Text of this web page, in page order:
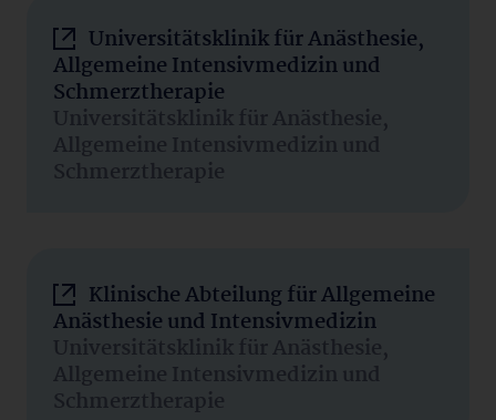
Universitätsklinik für Anästhesie,
Allgemeine Intensivmedizin und
Schmerztherapie
Universitätsklinik für Anästhesie,
Allgemeine Intensivmedizin und
Schmerztherapie
Klinische Abteilung für Allgemeine
Anästhesie und Intensivmedizin
Universitätsklinik für Anästhesie,
Allgemeine Intensivmedizin und
Schmerztherapie